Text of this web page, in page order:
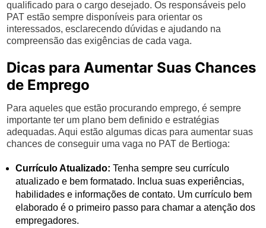
qualificado para o cargo desejado. Os responsáveis pelo
PAT estão sempre disponíveis para orientar os
interessados, esclarecendo dúvidas e ajudando na
compreensão das exigências de cada vaga.
Dicas para Aumentar Suas Chances
de Emprego
Para aqueles que estão procurando emprego, é sempre
importante ter um plano bem definido e estratégias
adequadas. Aqui estão algumas dicas para aumentar suas
chances de conseguir uma vaga no PAT de Bertioga:
Currículo Atualizado: Tenha sempre seu currículo
atualizado e bem formatado. Inclua suas experiências,
habilidades e informações de contato. Um currículo bem
elaborado é o primeiro passo para chamar a atenção dos
empregadores.